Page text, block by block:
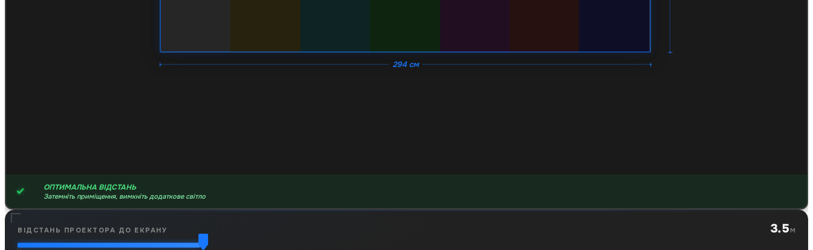
294 см
ОПТИМАЛЬНА ВІДСТАНЬ
Затемніть приміщення, вимкніть додаткове світло
ВІДСТАНЬ ПРОЕКТОРА ДО ЕКРАНУ 3.5м